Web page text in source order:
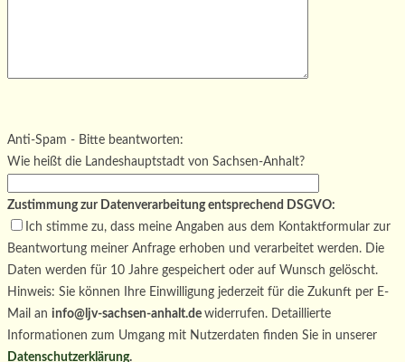
Bitte lasse dieses Feld leer.
Anti-Spam - Bitte beantworten:
Wie heißt die Landeshauptstadt von Sachsen-Anhalt?
Zustimmung zur Datenverarbeitung entsprechend DSGVO:
Ich stimme zu, dass meine Angaben aus dem Kontaktformular zur
Beantwortung meiner Anfrage erhoben und verarbeitet werden. Die
Daten werden für 10 Jahre gespeichert oder auf Wunsch gelöscht.
Hinweis: Sie können Ihre Einwilligung jederzeit für die Zukunft per E-
Mail an info@ljv-sachsen-anhalt.de widerrufen. Detaillierte
Informationen zum Umgang mit Nutzerdaten finden Sie in unserer
Datenschutzerklärung.